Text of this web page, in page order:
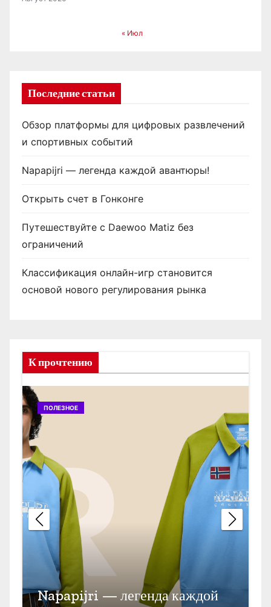
« Июл
Последние статьи
Обзор платформы для цифровых развлечений
и спортивных событий
Napapijri — легенда каждой авантюры!
Открыть счет в Гонконге
Путешествуйте с Daewoo Matiz без
ограничений
Классификация онлайн-игр становится
основой нового регулирования рынка
К прочтению
ПОЛЕЗНОЕ